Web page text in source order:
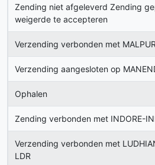
Zending niet afgeleverd Zending
weigerde te accepteren
Verzending verbonden met
Verzending aangesloten op
Ophalen
Zending verbonden met INDORE-
Verzending verbonden met
LDR